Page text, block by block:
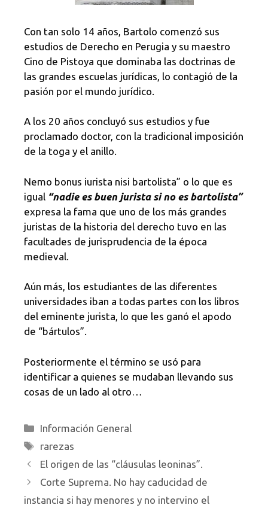
Con tan solo 14 años, Bartolo comenzó sus
estudios de Derecho en Perugia y su maestro
Cino de Pistoya que dominaba las doctrinas de
las grandes escuelas jurídicas, lo contagió de la
pasión por el mundo jurídico.
A los 20 años concluyó sus estudios y fue
proclamado doctor, con la tradicional imposición
de la toga y el anillo.
Nemo bonus iurista nisi bartolista” o lo que es
igual “nadie es buen jurista si no es bartolista”
expresa la fama que uno de los más grandes
juristas de la historia del derecho tuvo en las
facultades de jurisprudencia de la época
medieval.
Aún más, los estudiantes de las diferentes
universidades iban a todas partes con los libros
del eminente jurista, lo que les ganó el apodo
de “bártulos”.
Posteriormente el término se usó para
identificar a quienes se mudaban llevando sus
cosas de un lado al otro…
Categorías
Información General
Etiquetas
rarezas
El origen de las “cláusulas leoninas”.
Corte Suprema. No hay caducidad de
instancia si hay menores y no intervino el